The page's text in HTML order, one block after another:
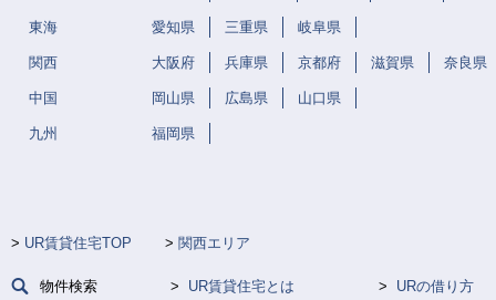
東海 愛知県 三重県 岐阜県
関西 大阪府 兵庫県 京都府 滋賀県 奈良県
中国 岡山県 広島県 山口県
九州 福岡県
UR賃貸住宅TOP 関西エリア
物件検索
UR賃貸住宅とは
URの借り方